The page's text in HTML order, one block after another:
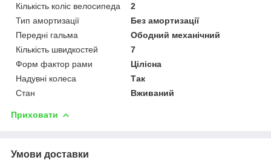
Кількість коліс велосипеда
2
Тип амортизації
Без амортизації
Передні гальма
Ободний механічний
Кількість швидкостей
7
Форм фактор рами
Цілісна
Надувні колеса
Так
Стан
Вживаний
Приховати
Умови доставки